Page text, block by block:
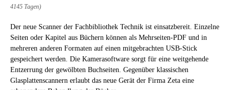
4145 Tagen)
Der neue Scanner der Fachbibliothek Technik ist einsatzbereit. Einzelne
Seiten oder Kapitel aus Büchern können als Mehrseiten-PDF und in
mehreren anderen Formaten auf einen mitgebrachten USB-Stick
gespeichert werden. Die Kamerasoftware sorgt für eine weitgehende
Entzerrung der gewölbten Buchseiten. Gegenüber klassischen
Glasplattenscannern erlaubt das neue Gerät der Firma Zeta eine